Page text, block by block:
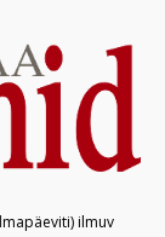
ilmuv